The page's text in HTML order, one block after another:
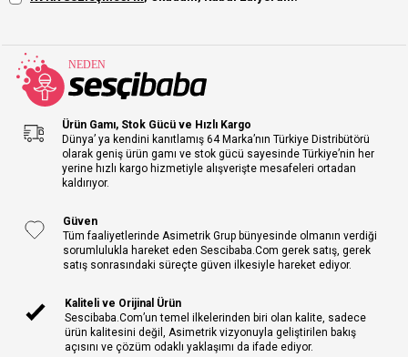
Ürün Gamı, Stok Gücü ve Hızlı Kargo
Dünya’ ya kendini kanıtlamış 64 Marka’nın Türkiye Distribütörü
olarak geniş ürün gamı ve stok gücü sayesinde Türkiye’nin her
yerine hızlı kargo hizmetiyle alışverişte mesafeleri ortadan
kaldırıyor.
Güven
Tüm faaliyetlerinde Asimetrik Grup bünyesinde olmanın verdiği
sorumlulukla hareket eden Sescibaba.Com gerek satış, gerek
satış sonrasındaki süreçte güven ilkesiyle hareket ediyor.
Kaliteli ve Orijinal Ürün
Sescibaba.Com’un temel ilkelerinden biri olan kalite, sadece
ürün kalitesini değil, Asimetrik vizyonuyla geliştirilen bakış
açısını ve çözüm odaklı yaklaşımı da ifade ediyor.